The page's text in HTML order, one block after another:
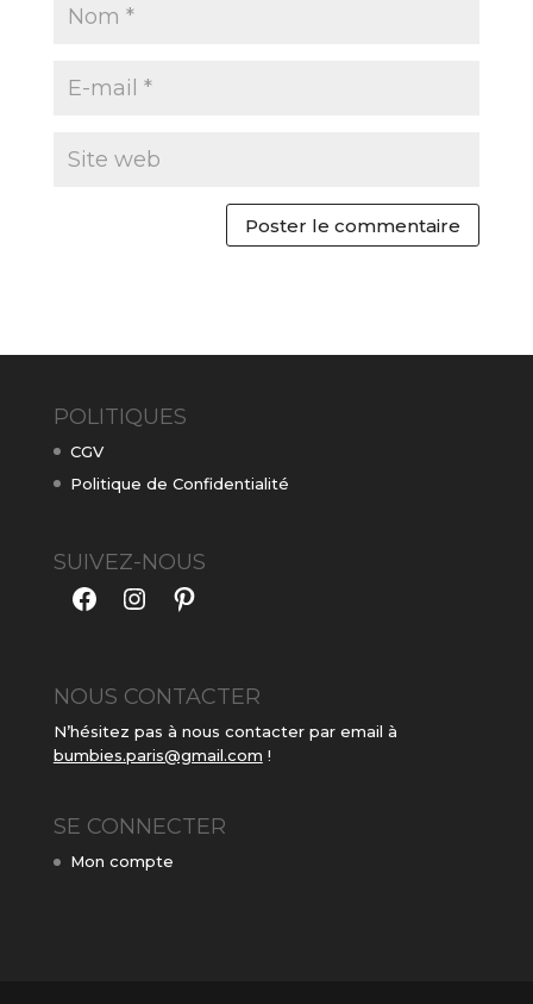
POLITIQUES
CGV
Politique de Confidentialité
SUIVEZ-NOUS
FacebookInstagramPinterest
NOUS CONTACTER
N’hésitez pas à nous contacter par email à
bumbies.paris@gmail.com !
SE CONNECTER
Mon compte